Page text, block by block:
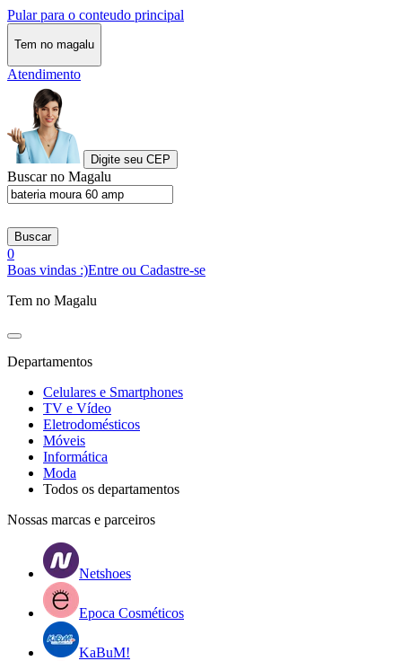
Pular para o conteudo principal
Tem no magalu
Atendimento
Digite seu CEP
Buscar no Magalu
Buscar
0
Boas vindas :)Entre ou Cadastre-se
Tem no Magalu
Departamentos
Celulares e Smartphones
TV e Vídeo
Eletrodomésticos
Móveis
Informática
Moda
Todos os departamentos
Nossas marcas e parceiros
Netshoes
Epoca Cosméticos
KaBuM!